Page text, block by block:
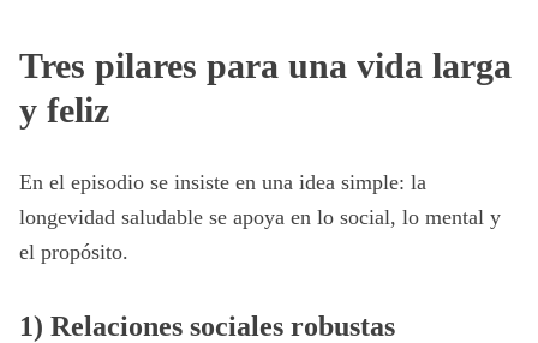
Tres pilares para una vida larga
y feliz
En el episodio se insiste en una idea simple: la
longevidad saludable se apoya en lo social, lo mental y
el propósito.
1) Relaciones sociales robustas